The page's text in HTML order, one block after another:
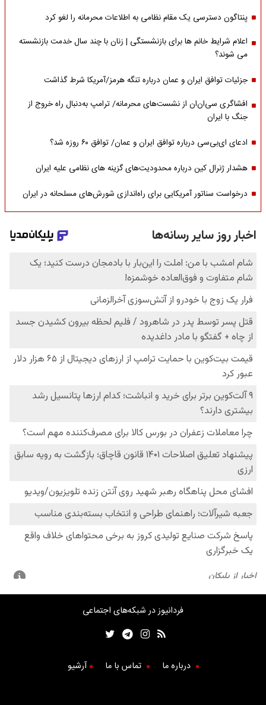
پنتاگون دسترسی یک مقام نظامی به اطلاعات محرمانه را لغو کرد
اعلام شرایط خانم ها برای بازنشستگی | زنان با چند سال خدمت بازنشسته
می شوند؟
جزئیات توافق ایران و عمان درباره تنگه هرمز/آمریکا شرط گذاشت
افشاگری سی‌ان‌ان از نشست‌های محرمانه/ ترامپ به‌دنبال راه خروج از
جنگ با ایران
ادعای ای‌بی‌سی درباره توافق ایران و عمان/ توافق ۶۰ روزه شد؟
هشدار ژنرال کین درباره محدودیت‌های گزینه های نظامی علیه ایران
درخواست سناتور آمریکایی برای راه‌اندازی شورش‌های مسلحانه در ایران
فردانیوز در شبکه‌های اجتماعی
درباره ما تماس با ما آرشیو